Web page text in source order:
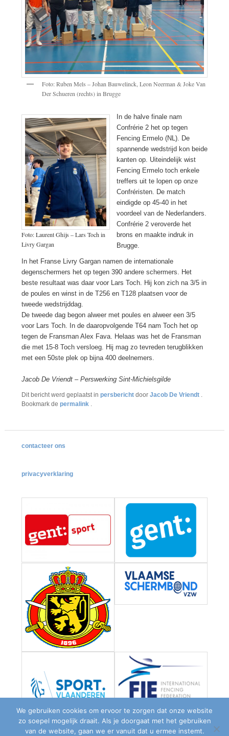
Foto: Ruben Mels – Johan Bauwelinck, Leon Neerman & Joke Van
Der Schueren (rechts) in Brugge
Foto: Laurent Ghijs – Lars Toch in
Livry Gargan
In de halve finale nam
Confrérie 2 het op tegen
Fencing Ermelo (NL). De
spannende wedstrijd kon beide
kanten op. Uiteindelijk wist
Fencing Ermelo toch enkele
treffers uit te lopen op onze
Confréristen. De match
eindigde op 45-40 in het
voordeel van de Nederlanders.
Confrérie 2 veroverde het
brons en maakte indruk in
Brugge.
In het Franse Livry Gargan namen de internationale
degenschermers het op tegen 390 andere schermers. Het
beste resultaat was daar voor Lars Toch. Hij kon zich na 3/5 in
de poules en winst in de T256 en T128 plaatsen voor de
tweede wedstrijddag.
De tweede dag begon alweer met poules en alweer een 3/5
voor Lars Toch. In de daaropvolgende T64 nam Toch het op
tegen de Fransman Alex Fava. Helaas was het de Fransman
die met 15-8 Toch versloeg. Hij mag zo tevreden terugblikken
met een 50ste plek op bijna 400 deelnemers.
Jacob De Vriendt– Perswerking Sint-Michielsgilde
Dit bericht werd geplaatst in persberichtdoor Jacob De Vriendt
Bookmark de permalink
contacteer ons
privacyverklaring
We gebruiken cookies om ervoor te zorgen dat onze website
zo soepel mogelijk draait. Als je doorgaat met het gebruiken
van de website, gaan we er vanuit dat u ermee instemt.